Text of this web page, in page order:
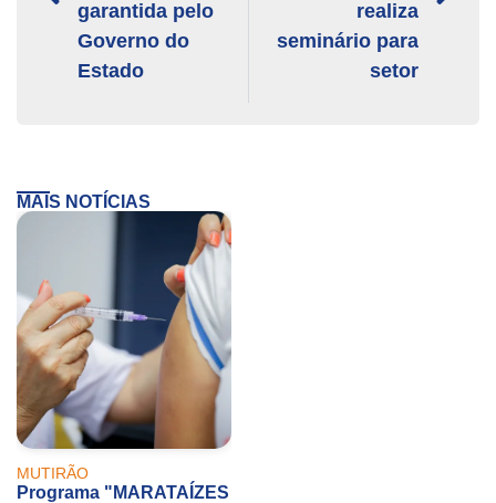
garantida pelo
Governo do
Estado
realiza
seminário para
setor
MAIS NOTÍCIAS
MUTIRÃO
Programa "MARATAÍZES